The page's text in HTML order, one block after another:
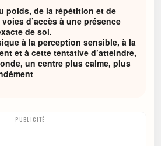
poids, de la répétition et de
d’accès à une présence
de soi.
à la perception sensible, à la
et à cette tentative d’atteindre,
un centre plus calme, plus
PUBLICITÉ